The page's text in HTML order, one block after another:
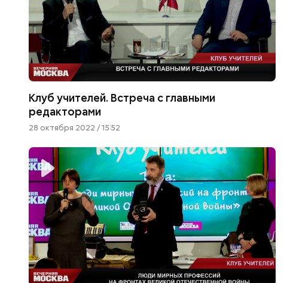
Клуб учителей. Встреча с главными
редакторами
28 октября 2022 / 15:52